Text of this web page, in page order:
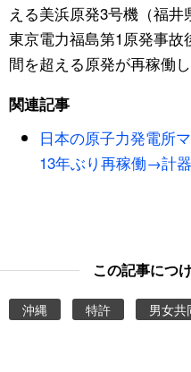
える美浜原発3号機（福井
東京電力福島第1原発事
間を超える原発が再稼働し
関連記事
日本の原子力発電所
13年ぶり再稼働→計
この記事につ
沖縄 特許 男女共